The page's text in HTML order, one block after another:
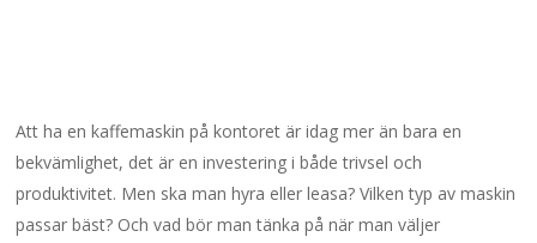
Att ha en kaffemaskin på kontoret är idag mer än bara en
bekvämlighet, det är en investering i både trivsel och
produktivitet. Men ska man hyra eller leasa? Vilken typ av maskin
passar bäst? Och vad bör man tänka på när man väljer